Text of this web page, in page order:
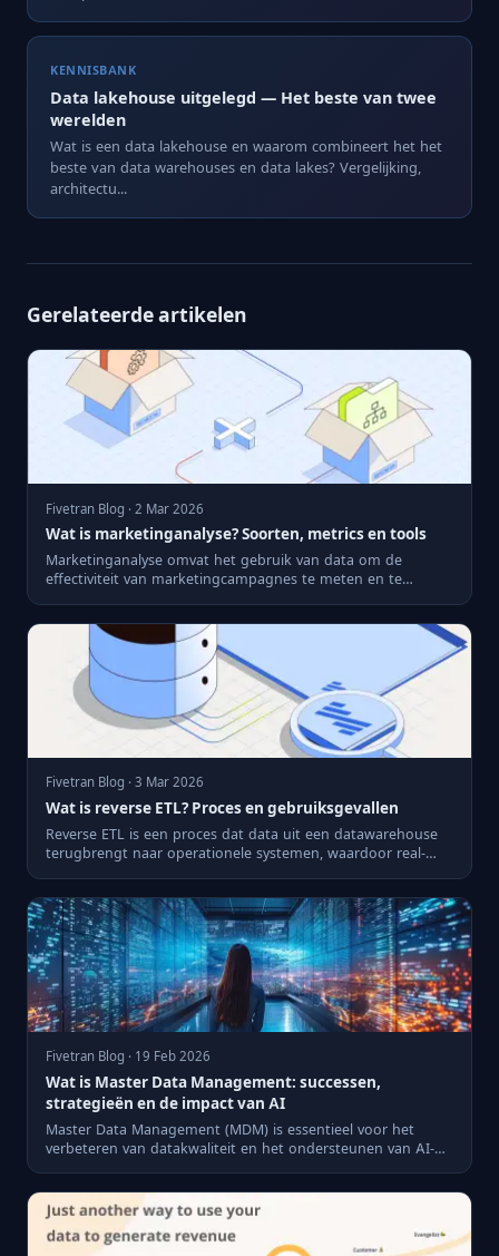
KENNISBANK
Data lakehouse uitgelegd — Het beste van twee
werelden
Wat is een data lakehouse en waarom combineert het het
beste van data warehouses en data lakes? Vergelijking,
architectu...
Gerelateerde artikelen
Fivetran Blog · 2 Mar 2026
Wat is marketinganalyse? Soorten, metrics en tools
Marketinganalyse omvat het gebruik van data om de
effectiviteit van marketingcampagnes te meten en te
Fivetran Blog · 3 Mar 2026
Wat is reverse ETL? Proces en gebruiksgevallen
Reverse ETL is een proces dat data uit een datawarehouse
terugbrengt naar operationele systemen, waardoor real-
Fivetran Blog · 19 Feb 2026
Wat is Master Data Management: successen,
strategieën en de impact van AI
Master Data Management (MDM) is essentieel voor het
verbeteren van datakwaliteit en het ondersteunen van AI-